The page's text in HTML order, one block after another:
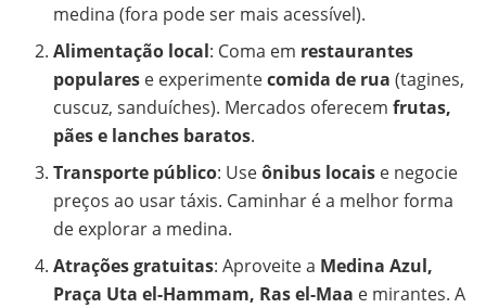
medina (fora pode ser mais acessível).
Alimentação local: Coma em restaurantes
populares e experimentecomida de rua (tagines,
cuscuz, sanduíches). Mercados oferecemfrutas,
pães e lanches baratos.
Transporte público: Useônibus locais e negocie
preços ao usar táxis. Caminhar é a melhor forma
de explorar a medina.
Atrações gratuitas: Aproveite a Medina Azul,
Praça Uta el-Hammam, Ras el-Maa e mirantes. A